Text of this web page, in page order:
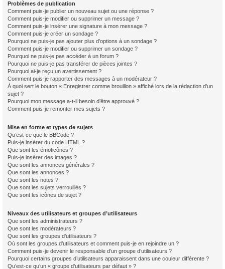
Problèmes de publication
Comment puis-je publier un nouveau sujet ou une réponse ?
Comment puis-je modifier ou supprimer un message ?
Comment puis-je insérer une signature à mon message ?
Comment puis-je créer un sondage ?
Pourquoi ne puis-je pas ajouter plus d’options à un sondage ?
Comment puis-je modifier ou supprimer un sondage ?
Pourquoi ne puis-je pas accéder à un forum ?
Pourquoi ne puis-je pas transférer de pièces jointes ?
Pourquoi ai-je reçu un avertissement ?
Comment puis-je rapporter des messages à un modérateur ?
À quoi sert le bouton « Enregistrer comme brouillon » affiché lors de la rédaction d’un
sujet ?
Pourquoi mon message a-t-il besoin d’être approuvé ?
Comment puis-je remonter mes sujets ?
Mise en forme et types de sujets
Qu’est-ce que le BBCode ?
Puis-je insérer du code HTML ?
Que sont les émoticônes ?
Puis-je insérer des images ?
Que sont les annonces générales ?
Que sont les annonces ?
Que sont les notes ?
Que sont les sujets verrouillés ?
Que sont les icônes de sujet ?
Niveaux des utilisateurs et groupes d’utilisateurs
Que sont les administrateurs ?
Que sont les modérateurs ?
Que sont les groupes d’utilisateurs ?
Où sont les groupes d’utilisateurs et comment puis-je en rejoindre un ?
Comment puis-je devenir le responsable d’un groupe d’utilisateurs ?
Pourquoi certains groupes d’utilisateurs apparaissent dans une couleur différente ?
Qu’est-ce qu’un « groupe d’utilisateurs par défaut » ?